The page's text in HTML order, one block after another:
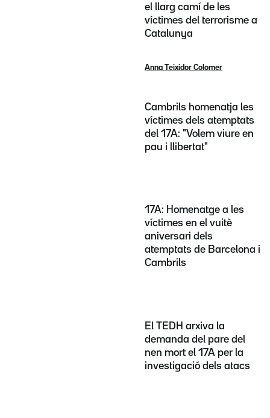
el llarg camí de les
víctimes del terrorisme a
Catalunya
Anna Teixidor Colomer
Cambrils homenatja les
víctimes dels atemptats
del 17A: "Volem viure en
pau i llibertat"
17A: Homenatge a les
víctimes en el vuitè
aniversari dels
atemptats de Barcelona i
Cambrils
El TEDH arxiva la
demanda del pare del
nen mort el 17A per la
investigació dels atacs